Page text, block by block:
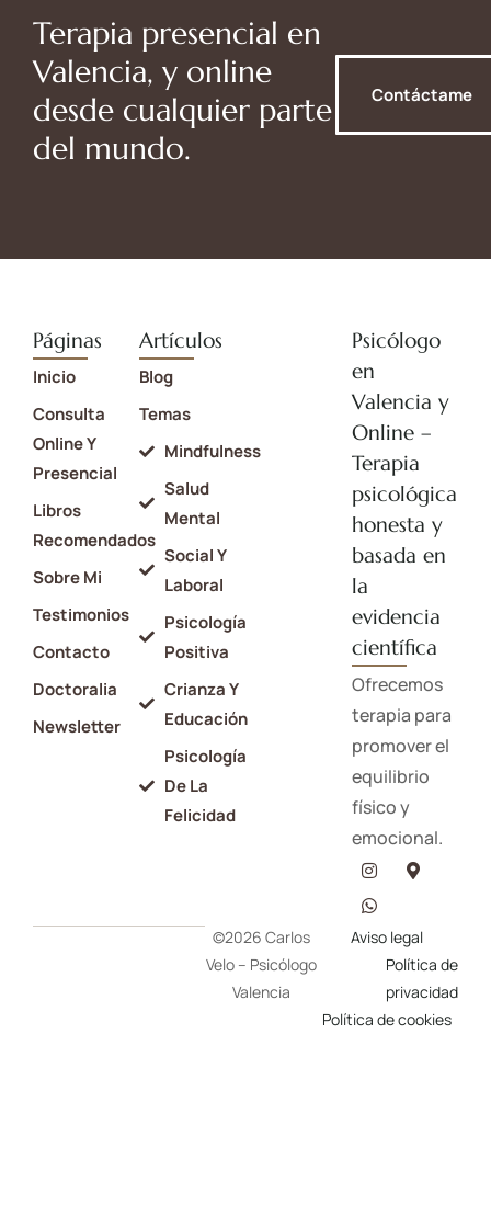
Terapia presencial en
Valencia, y online
desde cualquier parte
del mundo.
Contáctame
Páginas
Inicio
Consulta
Online Y
Presencial
Libros
Recomendados
Sobre Mi
Testimonios
Contacto
Doctoralia
Newsletter
Artículos
Blog
Temas
Mindfulness
Salud
Mental
Social Y
Laboral
Psicología
Positiva
Crianza Y
Educación
Psicología
De La
Felicidad
Psicólogo
en
Valencia y
Online –
Terapia
psicológica
honesta y
basada en
la
evidencia
científica
Ofrecemos
terapia para
promover el
equilibrio
físico y
emocional.
©2026 Carlos
Velo – Psicólogo
Valencia
Aviso legal
Política de
privacidad
Política de cookies